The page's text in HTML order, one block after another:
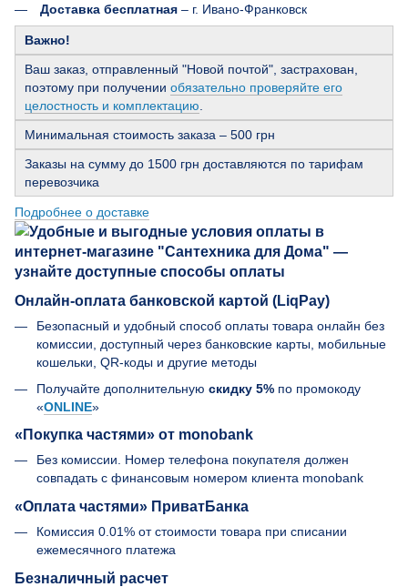
Доставка бесплатная – г. Ивано-Франковск
Важно!
Ваш заказ, отправленный "Новой почтой", застрахован,
поэтому при получении обязательно проверяйте его
целостность и комплектацию.
Минимальная стоимость заказа – 500 грн
Заказы на сумму до 1500 грн доставляются по тарифам
перевозчика
Подробнее о доставке
Онлайн-оплата банковской картой (LiqPay)
Безопасный и удобный способ оплаты товара онлайн без
комиссии, доступный через банковские карты, мобильные
кошельки, QR-коды и другие методы
Получайте дополнительную скидку 5% по промокоду
«ONLINE»
«Покупка частями» от monobank
Без комиссии. Номер телефона покупателя должен
совпадать с финансовым номером клиента monobank
«Оплата частями» ПриватБанка
Комиссия 0.01% от стоимости товара при списании
ежемесячного платежа
Безналичный расчет